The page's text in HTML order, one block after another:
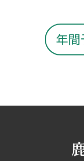
年